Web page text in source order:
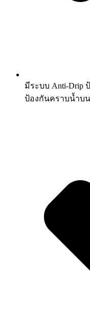
มีระบบ Anti-Drip
ป้องกันคราบน้ำบ